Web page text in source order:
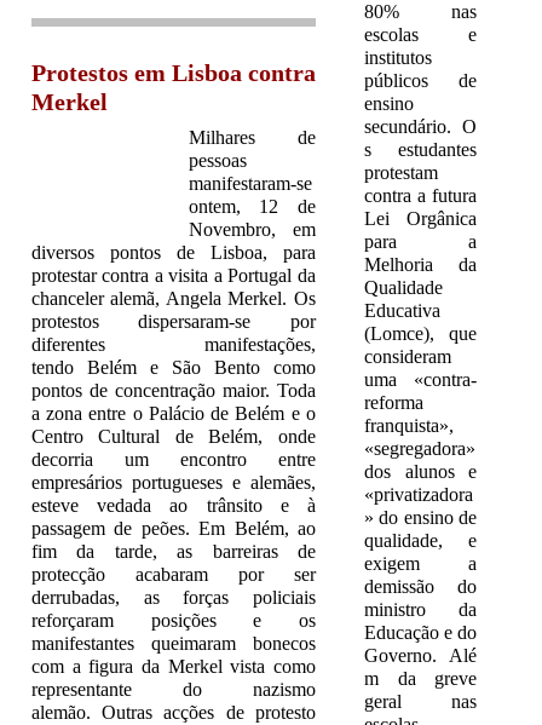
Protestos em Lisboa contra
Merkel
Milhares de
pessoas
manifestaram-se
ontem, 12 de
Novembro, em
diversos pontos de Lisboa, para
protestar contra a visita a Portugal da
chanceler alemã, Angela Merkel. Os
protestos dispersaram-se por
diferentes manifestações,
tendo Belém e São Bento como
pontos de concentração maior. Toda
a zona entre o Palácio de Belém e o
Centro Cultural de Belém, onde
decorria um encontro entre
empresários portugueses e alemães,
esteve vedada ao trânsito e à
passagem de peões. Em Belém, ao
fim da tarde, as barreiras de
protecção acabaram por ser
derrubadas, as forças policiais
reforçaram posições e os
manifestantes queimaram bonecos
com a figura da Merkel vista como
representante do nazismo
alemão. Outras acções de protesto
80% nas
escolas e
institutos
públicos de
ensino
secundário. O
s estudantes
protestam
contra a futura
Lei Orgânica
para a
Melhoria da
Qualidade
Educativa
(Lomce), que
consideram
uma «contra-
reforma
franquista»,
«segregadora»
dos alunos e
«privatizadora
» do ensino de
qualidade, e
exigem a
demissão do
ministro da
Educação e do
Governo. Alé
m da greve
geral nas